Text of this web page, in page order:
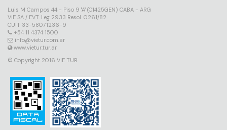
Luis M Campos 44 - Piso 9 "A" (C1425GEN) CABA - ARG
VIE SA / EVT. Leg 2933 Resol. 0261/82
CUIT 33-58071236-9
+54 11 4374 1500
info@vietur.com.ar
www.vietur.tur.ar
© Copyright 2016 VIE TUR